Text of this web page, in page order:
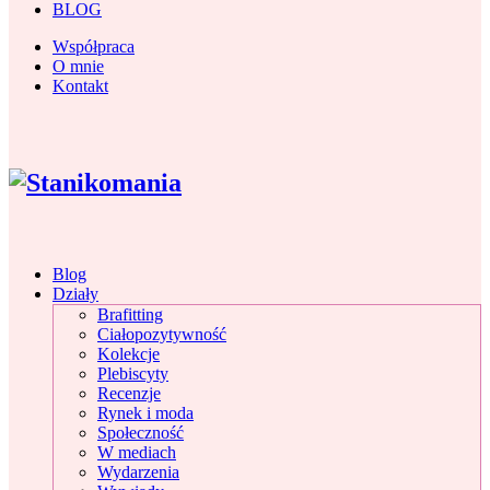
BLOG
Współpraca
O mnie
Kontakt
Blog
Działy
Brafitting
Ciałopozytywność
Kolekcje
Plebiscyty
Recenzje
Rynek i moda
Społeczność
W mediach
Wydarzenia